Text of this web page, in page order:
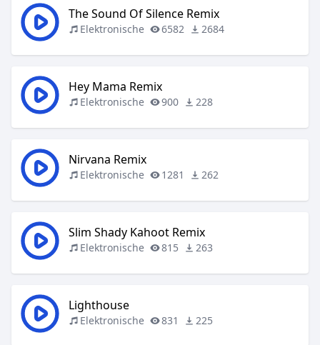
The Sound Of Silence Remix
Elektronische 6582 2684
Hey Mama Remix
Elektronische 900 228
Nirvana Remix
Elektronische 1281 262
Slim Shady Kahoot Remix
Elektronische 815 263
Lighthouse
Elektronische 831 225